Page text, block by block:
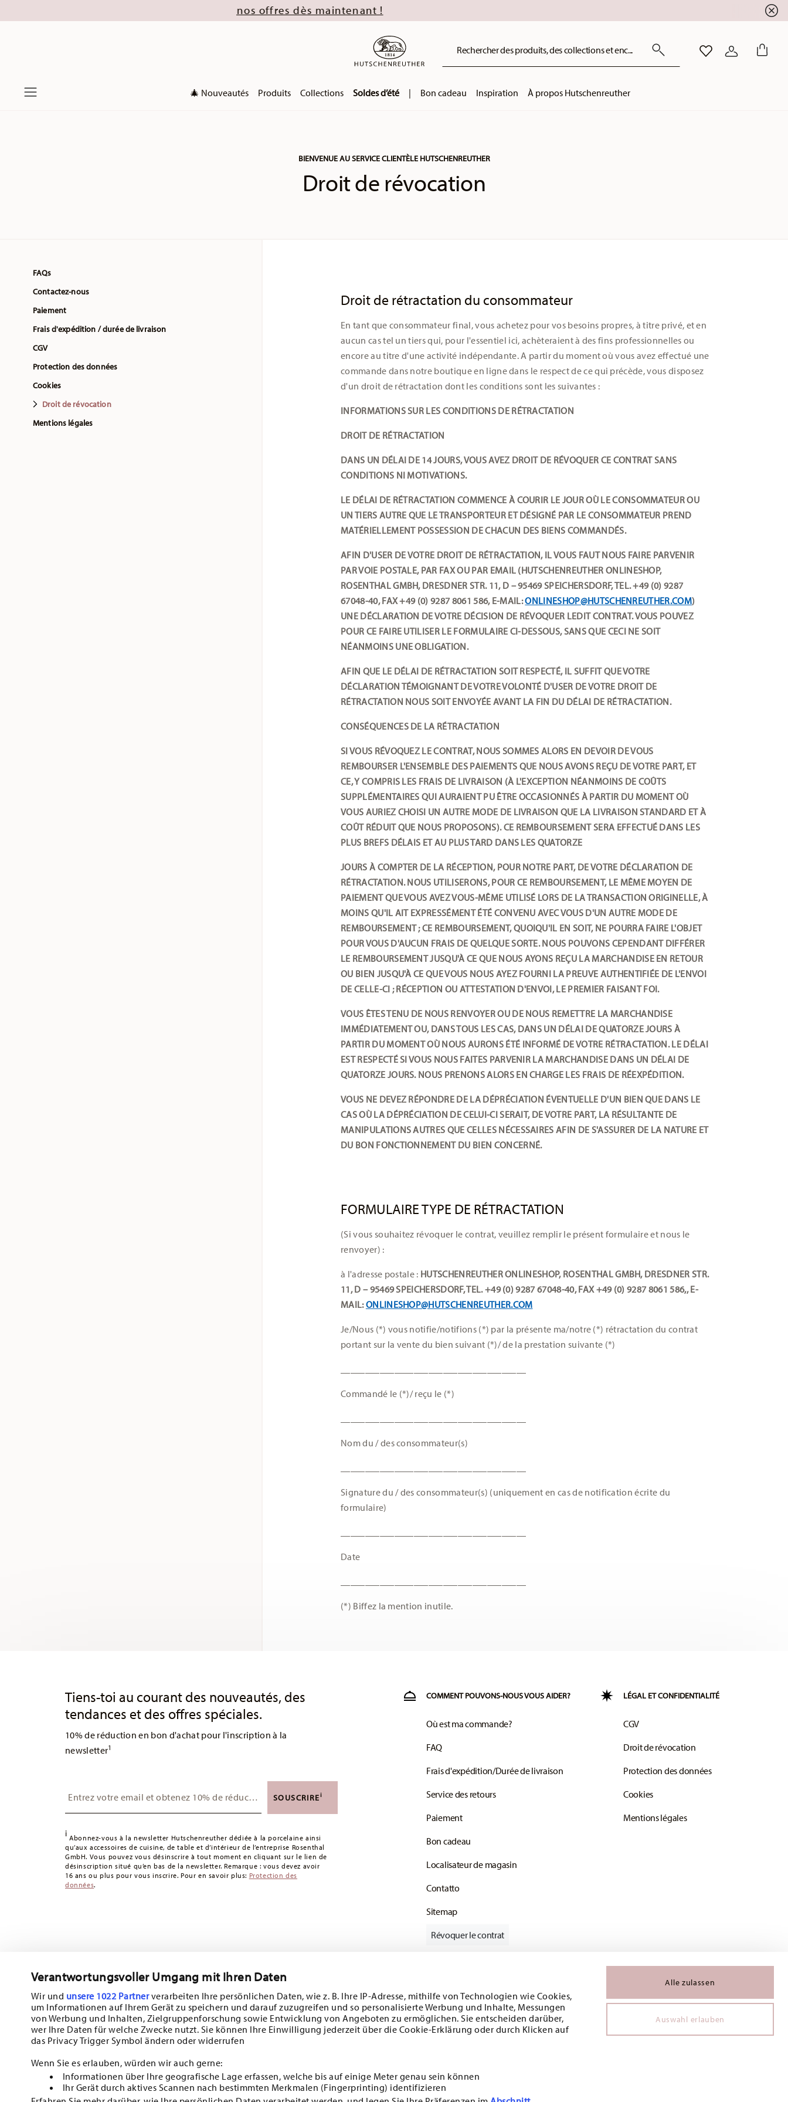
Verantwortungsvoller Umgang mit Ihren Daten
Wir und unsere 1022 Partnerverarbeiten Ihre persönlichen Daten, wie z. B. Ihre IP-Adresse, mithilfe von Technologien wie Cookies,
um Informationen auf Ihrem Gerät zu speichern und darauf zuzugreifen und so personalisierte Werbung und Inhalte, Messungen
von Werbung und Inhalten, Zielgruppenforschung sowie Entwicklung von Angeboten zu ermöglichen. Sie entscheiden darüber,
wer Ihre Daten für welche Zwecke nutzt. Sie können Ihre Einwilligung jederzeit über die Cookie-Erklärung oder durch Klicken auf
das Privacy Trigger Symbol ändern oder widerrufen
Wenn Sie es erlauben, würden wir auch gerne:
Informationen über Ihre geografische Lage erfassen, welche bis auf einige Meter genau sein können
Ihr Gerät durch aktives Scannen nach bestimmten Merkmalen (Fingerprinting) identifizieren
Alle zulassen
Auswahl erlauben
2026). Découvrez nos offres dès maintenant !
Rechercher des produits, des collections et enc... LISTE DE SOUHAITS
CONNEXION
🎄 Nouveautés Produits Collections Soldes d’été | Bon cadeau Inspiration À propos Hutschenreuther
BIENVENUE AU SERVICE CLIENTÈLE HUTSCHENREUTHER
Droit de révocation
FAQs
Contactez-nous
Paiement
Frais d'expédition / durée de livraison
CGV
Protection des données
Cookies
Droit de révocation
Mentions légales
Droit de rétractation du consommateur
En tant que consommateur final, vous achetez pour vos besoins propres, à titre privé, et en
aucun cas tel un tiers qui, pour l'essentiel ici, achèteraient à des fins professionnelles ou
encore au titre d'une activité indépendante. A partir du moment où vous avez effectué une
commande dans notre boutique en ligne dans le respect de ce qui précède, vous disposez
d'un droit de rétractation dont les conditions sont les suivantes :
INFORMATIONS SUR LES CONDITIONS DE RÉTRACTATION
DROIT DE RÉTRACTATION
DANS UN DÉLAI DE 14 JOURS, VOUS AVEZ DROIT DE RÉVOQUER CE CONTRAT SANS
CONDITIONS NI MOTIVATIONS.
LE DÉLAI DE RÉTRACTATION COMMENCE À COURIR LE JOUR OÙ LE CONSOMMATEUR OU
UN TIERS AUTRE QUE LE TRANSPORTEUR ET DÉSIGNÉ PAR LE CONSOMMATEUR PREND
MATÉRIELLEMENT POSSESSION DE CHACUN DES BIENS COMMANDÉS.
AFIN D'USER DE VOTRE DROIT DE RÉTRACTATION, IL VOUS FAUT NOUS FAIRE PARVENIR
PAR VOIE POSTALE, PAR FAX OU PAR EMAIL (HUTSCHENREUTHER ONLINESHOP,
ROSENTHAL GMBH, DRESDNER STR. 11, D – 95469 SPEICHERSDORF, TEL. +49 (0) 9287
67048-40, FAX +49 (0) 9287 8061 586, E-MAIL:ONLINESHOP@HUTSCHENREUTHER.COM)
UNE DÉCLARATION DE VOTRE DÉCISION DE RÉVOQUER LEDIT CONTRAT. VOUS POUVEZ
POUR CE FAIRE UTILISER LE FORMULAIRE CI-DESSOUS, SANS QUE CECI NE SOIT
NÉANMOINS UNE OBLIGATION.
AFIN QUE LE DÉLAI DE RÉTRACTATION SOIT RESPECTÉ, IL SUFFIT QUE VOTRE
DÉCLARATION TÉMOIGNANT DE VOTRE VOLONTÉ D'USER DE VOTRE DROIT DE
RÉTRACTATION NOUS SOIT ENVOYÉE AVANT LA FIN DU DÉLAI DE RÉTRACTATION.
CONSÉQUENCES DE LA RÉTRACTATION
SI VOUS RÉVOQUEZ LE CONTRAT, NOUS SOMMES ALORS EN DEVOIR DE VOUS
REMBOURSER L'ENSEMBLE DES PAIEMENTS QUE NOUS AVONS REÇU DE VOTRE PART, ET
CE, Y COMPRIS LES FRAIS DE LIVRAISON (À L'EXCEPTION NÉANMOINS DE COÛTS
SUPPLÉMENTAIRES QUI AURAIENT PU ÊTRE OCCASIONNÉS À PARTIR DU MOMENT OÙ
VOUS AURIEZ CHOISI UN AUTRE MODE DE LIVRAISON QUE LA LIVRAISON STANDARD ET À
COÛT RÉDUIT QUE NOUS PROPOSONS). CE REMBOURSEMENT SERA EFFECTUÉ DANS LES
PLUS BREFS DÉLAIS ET AU PLUS TARD DANS LES QUATORZE
JOURS À COMPTER DE LA RÉCEPTION, POUR NOTRE PART, DE VOTRE DÉCLARATION DE
RÉTRACTATION. NOUS UTILISERONS, POUR CE REMBOURSEMENT, LE MÊME MOYEN DE
PAIEMENT QUE VOUS AVEZ VOUS-MÊME UTILISÉ LORS DE LA TRANSACTION ORIGINELLE, À
MOINS QU'IL AIT EXPRESSÉMENT ÉTÉ CONVENU AVEC VOUS D'UN AUTRE MODE DE
REMBOURSEMENT ; CE REMBOURSEMENT, QUOIQU'IL EN SOIT, NE POURRA FAIRE L'OBJET
POUR VOUS D'AUCUN FRAIS DE QUELQUE SORTE. NOUS POUVONS CEPENDANT DIFFÉRER
LE REMBOURSEMENT JUSQU'À CE QUE NOUS AYONS REÇU LA MARCHANDISE EN RETOUR
OU BIEN JUSQU'À CE QUE VOUS NOUS AYEZ FOURNI LA PREUVE AUTHENTIFIÉE DE L'ENVOI
DE CELLE-CI ; RÉCEPTION OU ATTESTATION D'ENVOI, LE PREMIER FAISANT FOI.
VOUS ÊTES TENU DE NOUS RENVOYER OU DE NOUS REMETTRE LA MARCHANDISE
IMMÉDIATEMENT OU, DANS TOUS LES CAS, DANS UN DÉLAI DE QUATORZE JOURS À
PARTIR DU MOMENT OÙ NOUS AURONS ÉTÉ INFORMÉ DE VOTRE RÉTRACTATION. LE DÉLAI
EST RESPECTÉ SI VOUS NOUS FAITES PARVENIR LA MARCHANDISE DANS UN DÉLAI DE
QUATORZE JOURS. NOUS PRENONS ALORS EN CHARGE LES FRAIS DE RÉEXPÉDITION.
VOUS NE DEVEZ RÉPONDRE DE LA DÉPRÉCIATION ÉVENTUELLE D'UN BIEN QUE DANS LE
CAS OÙ LA DÉPRÉCIATION DE CELUI-CI SERAIT, DE VOTRE PART, LA RÉSULTANTE DE
MANIPULATIONS AUTRES QUE CELLES NÉCESSAIRES AFIN DE S'ASSURER DE LA NATURE ET
DU BON FONCTIONNEMENT DU BIEN CONCERNÉ.
FORMULAIRE TYPE DE RÉTRACTATION
(Si vous souhaitez révoquer le contrat, veuillez remplir le présent formulaire et nous le
renvoyer) :
à l'adresse postale : HUTSCHENREUTHER ONLINESHOP, ROSENTHAL GMBH, DRESDNER STR.
11, D – 95469 SPEICHERSDORF, TEL. +49 (0) 9287 67048-40, FAX +49 (0) 9287 8061 586,, E-
MAIL:ONLINESHOP@HUTSCHENREUTHER.COM
Je/Nous (*) vous notifie/notifions (*) par la présente ma/notre (*) rétractation du contrat
portant sur la vente du bien suivant (*)/ de la prestation suivante (*)
Commandé le (*)/ reçu le (*)
Nom du / des consommateur(s)
Signature du / des consommateur(s) (uniquement en cas de notification écrite du
formulaire)
Date
(*) Biffez la mention inutile.
Tiens-toi au courant des nouveautés, des
tendances et des offres spéciales.
10% de réduction en bon d'achat pour l'inscription à la
newsletter1
SOUSCRIREi
i Abonnez-vous à la newsletter Hutschenreuther dédiée à la porcelaine ainsi
qu’aux accessoires de cuisine, de table et d’intérieur de l’entreprise Rosenthal
GmbH. Vous pouvez vous désinscrire à tout moment en cliquant sur le lien de
désinscription situé qu’en bas de la newsletter. Remarque : vous devez avoir
16 ans ou plus pour vous inscrire. Pour en savoir plus: Protection des
données.
COMMENT POUVONS-NOUS VOUS AIDER?
Où est ma commande?
FAQ
Frais d'expédition/Durée de livraison
Service des retours
Paiement
Bon cadeau
Localisateur de magasin
Contatto
Sitemap
LÉGAL ET CONFIDENTIALITÉ
CGV
Droit de révocation
Protection des données
Cookies
Mentions légales
Révoquer le contrat
Suivez-nous sur
Beauté et fonctionnalité pour votre maison
Abonnez-vous à notre newsletter et recevez une réduction de 10%!
Tiens-toi au courant des nouveautés, des tendances et
des offres spéciales.
Insert your email to register for the newsletters
SOUSCRIREi